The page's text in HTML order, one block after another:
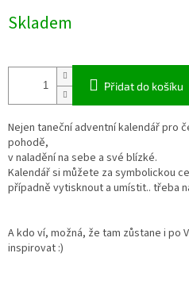
cena:
Skladem
Přidat do košíku
Nejen taneční adventní kalendář pro
pohodě,
v naladění na sebe a své blízké.
Kalendář si můžete za symbolickou
případně vytisknout a umístit.. třeba
A kdo ví, možná, že tam zůstane i po
inspirovat :)